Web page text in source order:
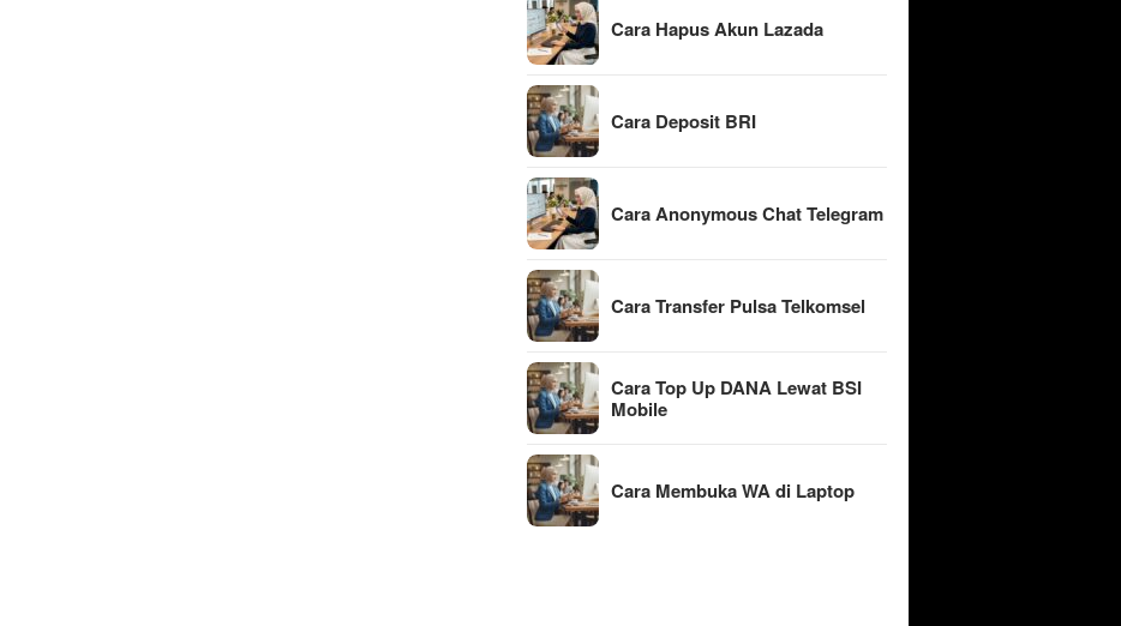
Cara Hapus Akun Lazada
Cara Deposit BRI
Cara Anonymous Chat Telegram
Cara Transfer Pulsa Telkomsel
Cara Top Up DANA Lewat BSI
Mobile
Cara Membuka WA di Laptop